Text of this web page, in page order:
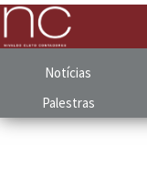
Notícias
Palestras